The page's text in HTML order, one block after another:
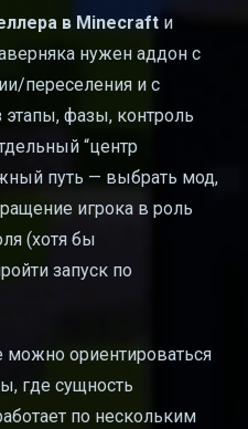
в Minecraft и
нужен аддон с
переселения и с
этапы, фазы, контроль
“центр
путь — выбрать мод,
игрока в роль
(хотя бы
запуск по
можно ориентироваться
где сущность
по нескольким